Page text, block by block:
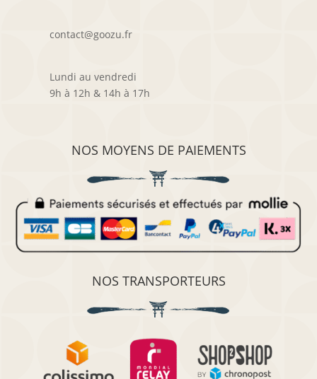
contact@goozu.fr
Lundi au vendredi
9h à 12h & 14h à 17h
NOS MOYENS DE PAIEMENTS
NOS TRANSPORTEURS